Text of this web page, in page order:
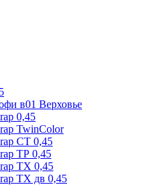
в01 Верховье
0,45
TwinColor
СТ 0,45
ТР 0,45
ТХ 0,45
ТХ дв 0,45